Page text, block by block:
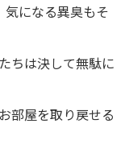
になる異臭もそ
ちは決して無駄に
部屋を取り戻せる